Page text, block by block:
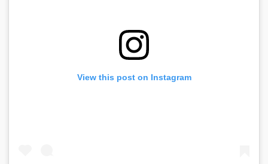
View this post on Instagram